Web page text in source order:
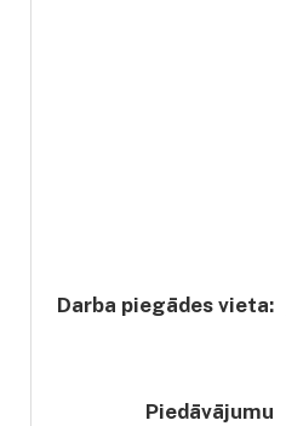
Darba piegādes vieta:
Piedāvājumu